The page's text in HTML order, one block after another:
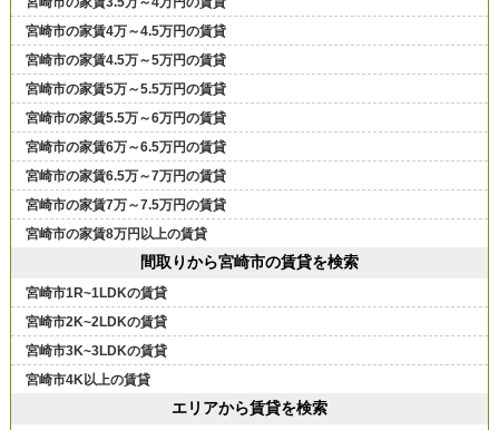
宮崎市の家賃4万～4.5万円の賃貸
宮崎市の家賃4.5万～5万円の賃貸
宮崎市の家賃5万～5.5万円の賃貸
宮崎市の家賃5.5万～6万円の賃貸
宮崎市の家賃6万～6.5万円の賃貸
宮崎市の家賃6.5万～7万円の賃貸
宮崎市の家賃7万～7.5万円の賃貸
宮崎市の家賃8万円以上の賃貸
間取りから宮崎市の賃貸を検索
宮崎市1R~1LDKの賃貸
宮崎市2K~2LDKの賃貸
宮崎市3K~3LDKの賃貸
宮崎市4K以上の賃貸
エリアから賃貸を検索